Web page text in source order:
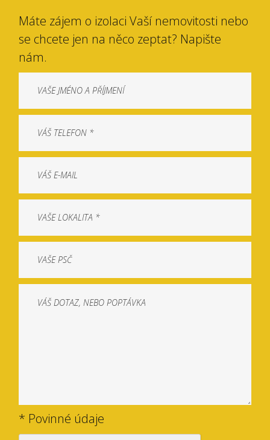
Máte zájem o izolaci Vaší nemovitosti nebo
se chcete jen na něco zeptat? Napište
nám.
* Povinné údaje